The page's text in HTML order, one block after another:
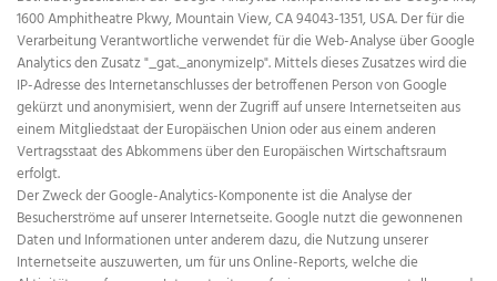
1600 Amphitheatre Pkwy, Mountain View, CA 94043-1351, USA. Der für die
Verarbeitung Verantwortliche verwendet für die Web-Analyse über Google
Analytics den Zusatz "_gat._anonymizeIp". Mittels dieses Zusatzes wird die
IP-Adresse des Internetanschlusses der betroffenen Person von Google
gekürzt und anonymisiert, wenn der Zugriff auf unsere Internetseiten aus
einem Mitgliedstaat der Europäischen Union oder aus einem anderen
Vertragsstaat des Abkommens über den Europäischen Wirtschaftsraum
erfolgt.
Der Zweck der Google-Analytics-Komponente ist die Analyse der
Besucherströme auf unserer Internetseite. Google nutzt die gewonnenen
Daten und Informationen unter anderem dazu, die Nutzung unserer
Internetseite auszuwerten, um für uns Online-Reports, welche die